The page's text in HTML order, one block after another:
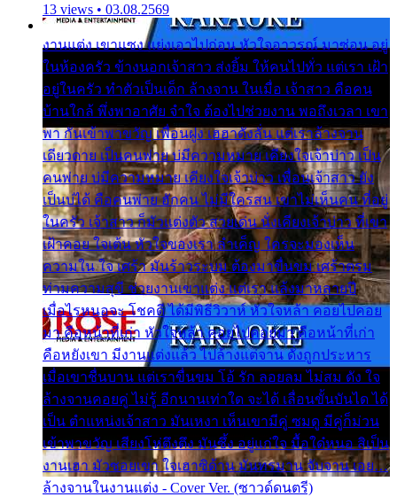
13 views • 03.08.2569
งานแต่ง เขาแซง แย่งเอาไปก่อน หัวใจอาวรณ์ มาซ่อน อยู่
ในห้องครัว ข้างนอกเจ้าสาว ส่งยิ้ม ให้คนไปทั่ว แต่เรา เฝ้า
อยู่ในครัว ทำตัวเป็นเด็ก ล้างจาน ในเมื่อ เจ้าสาว คือคน
บ้านใกล้ พึ่งพาอาศัย จำใจ ต้องไปช่วยงาน พอถึงเวลา เขา
พา กันเข้าพาขวัญ เพื่อนฝูง เฮฮาดังลั่น แต่เราล้างจาน
เดียวดาย เป็นคนพ่าย บ่มีความหมาย เคียงใจเจ้าบ่าว เป็น
คนพ่าย บ่มีความหมาย เคียงใจเจ้าบ่าว เพื่อนเจ้าสาว ยัง
เป็นบ่ได้ คือคนพ่าย ฮักคน ไม่มีใครสน เขาไม่เห็นคน ที่อยู่
ในครัว เจ้าสาว ก็มัวแต่งตัว สวยเด่น นั่งเคียงเจ้าบ่าว ที่เขา
เฝ้าคอย ใจเต้น หัวใจของเรา ลำเค็ญ ใครจะมองเห็น
ความใน ใจ เศร้า มันร้าวระบม ต้องมาขื่นขม เศร้าตรม
ท่ามความสุขี ช่วยงานเขาแต่ง แต่เรา แล้งมาหลายปี
เมื่อไรหนอจะ โชคดี ได้มีพิธีวิวาห์ หัวใจหล้า คอยไปคอย
มา คือหน้าที่เก่า หัวใจหล้า คอยไปคอยมา คือหน้าที่เก่า
คือหยังเขา มีงานแต่งแล้ว ไปล้างแต่จาน ดั่งถูกประหาร
เมื่อเขาชื่นบาน แต่เราขื่นขม โอ้ รัก ลอยลม ไม่สม ดัง ใจ
ล้างจานคอยคู่ ไม่รู้ อีกนานเท่าใด จะได้ เลื่อนขั้นบันได ได้
เป็น ตำแหน่งเจ้าสาว มันเหงา เห็นเขามีคู่ ซมดู มีคู่ก็ม่วน
เข้าพาขวัญ เสียงโห่ตึงตึง มันซึ้ง อยู่แก่ใจ มื้อใด๋หนอ สิเป็น
งานเฮา มัวซอยเขา ใจเฮาซิด้าน มันทรมาน จับจาน เอย…
ล้างจานในงานแต่ง - Cover Ver. (ซาวด์ดนตรี)